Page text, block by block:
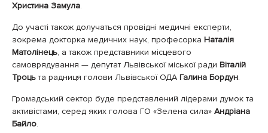
Христина Замула.
До участі також долучаться провідні медичні експерти,
зокрема докторка медичних наук, професорка Наталія
Матолінець, а також представники місцевого
самоврядування — депутат Львівської міської ради Віталій
Троць та радниця голови Львівської ОДА Галина Бордун.
Громадський сектор буде представлений лідерами думок та
активістами, серед яких голова ГО «Зелена сила» Андріана
Байло.